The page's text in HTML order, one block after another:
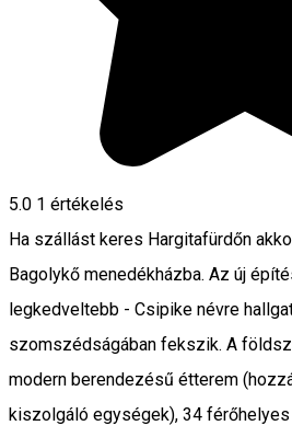
5.0 1 értékelés
Ha szállást keres Hargitafürdőn
Bagolykő menedékházba. Az új
legkedveltebb - Csipike névre
szomszédságában fekszik. A
modern berendezésű étterem
kiszolgáló egységek), 34